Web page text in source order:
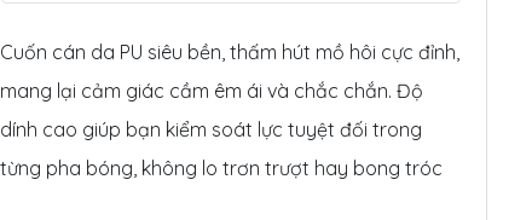
Cuốn cán da PU siêu bền, thấm hút mồ hôi cực đỉnh,
mang lại cảm giác cầm êm ái và chắc chắn. Độ
dính cao giúp bạn kiểm soát lực tuyệt đối trong
từng pha bóng, không lo trơn trượt hay bong tróc